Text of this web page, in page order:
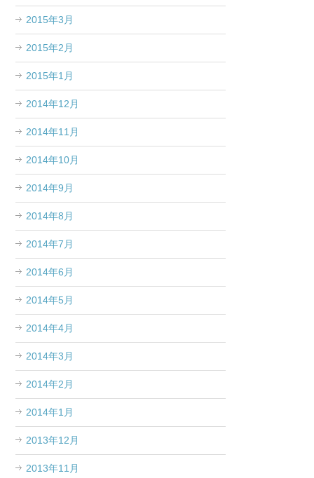
2015年3月
2015年2月
2015年1月
2014年12月
2014年11月
2014年10月
2014年9月
2014年8月
2014年7月
2014年6月
2014年5月
2014年4月
2014年3月
2014年2月
2014年1月
2013年12月
2013年11月